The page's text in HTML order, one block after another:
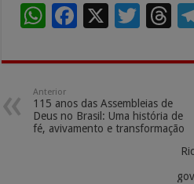
W
at
sA
p
p
F
e
b
o
o
X
T
tt
T
ds
Anterior
115 anos das Assembleias de
Deus no Brasil: Uma história de
fé, avivamento e transformação